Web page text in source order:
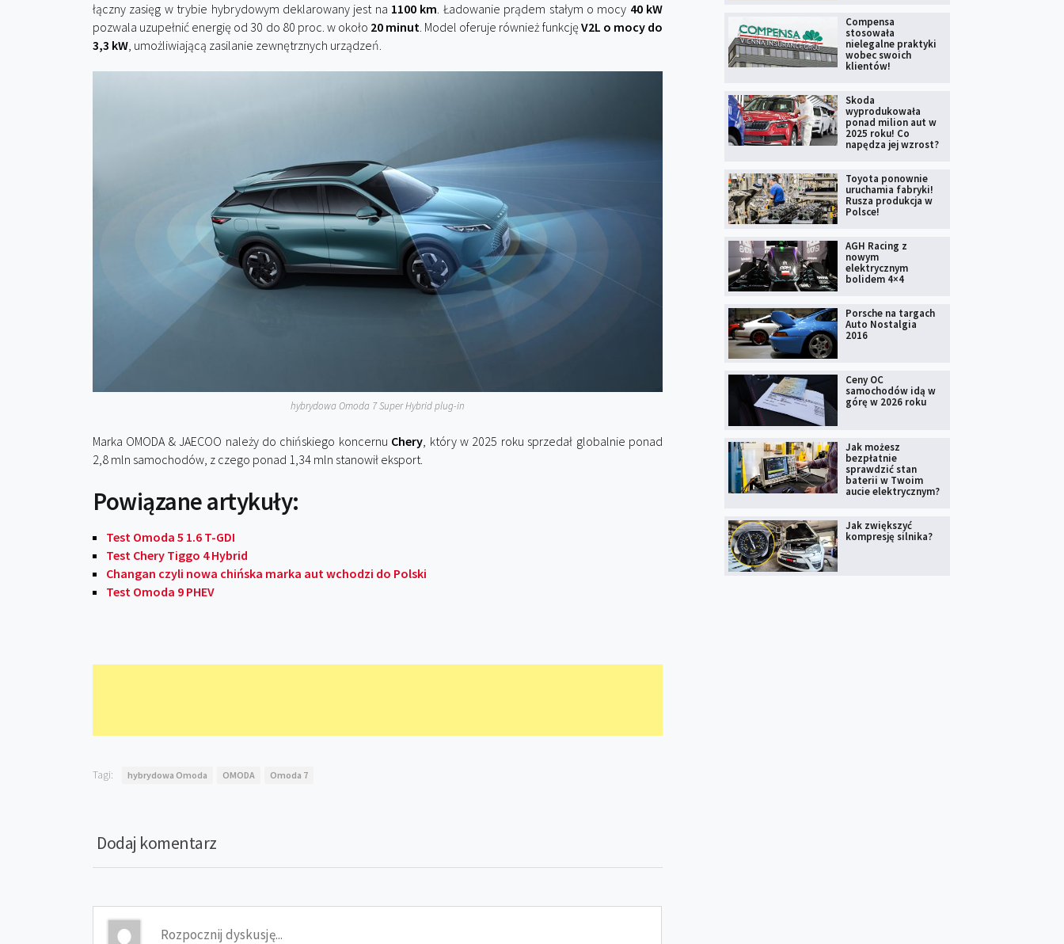
łączny zasięg w trybie hybrydowym deklarowany jest na 1100 km. Ładowanie prądem stałym o mocy 40 kW
pozwala uzupełnić energię od 30 do 80 proc. w około 20 minut. Model oferuje również funkcję V2L o mocy do
3,3 kW, umożliwiającą zasilanie zewnętrznych urządzeń.
hybrydowa Omoda 7 Super Hybrid plug-in
Marka OMODA & JAECOO należy do chińskiego koncernu Chery, który w 2025 roku sprzedał globalnie ponad
2,8 mln samochodów, z czego ponad 1,34 mln stanowił eksport.
Powiązane artykuły:
Test Omoda 5 1.6 T-GDI
Test Chery Tiggo 4 Hybrid
Changan czyli nowa chińska marka aut wchodzi do Polski
Test Omoda 9 PHEV
Tagi: hybrydowa Omoda OMODA Omoda 7
Dodaj komentarz
Compensa
stosowała
nielegalne praktyki
wobec swoich
klientów!
Skoda
wyprodukowała
ponad milion aut w
2025 roku! Co
napędza jej wzrost?
Toyota ponownie
uruchamia fabryki!
Rusza produkcja w
Polsce!
AGH Racing z
nowym
elektrycznym
bolidem 4×4
Porsche na targach
Auto Nostalgia
2016
Ceny OC
samochodów idą w
górę w 2026 roku
Jak możesz
bezpłatnie
sprawdzić stan
baterii w Twoim
aucie elektrycznym?
Jak zwiększyć
kompresję silnika?